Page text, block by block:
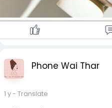
Phone Wai Thar
1 y- Translate